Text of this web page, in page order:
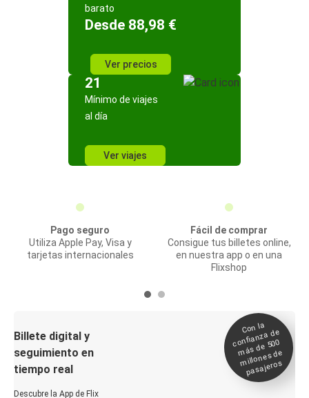
barato
Desde 88,98 €
Ver precios
21
Mínimo de viajes
al día
Ver viajes
Pago seguro
Utiliza Apple Pay, Visa y
tarjetas internacionales
Fácil de comprar
Consigue tus billetes online,
en nuestra app o en una
Flixshop
Billete digital y
seguimiento en
tiempo real
Descubre la App de Flix
Con la
confianza de
más de 500
millones de
pasajeros